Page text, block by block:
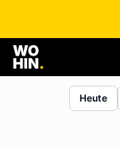
Heute